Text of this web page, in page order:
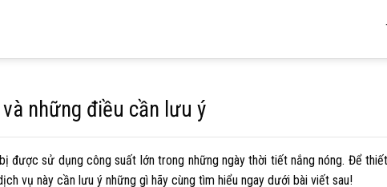
những điều cần lưu ý
được sử dụng công suất lớn trong những ngày thời tiết nắng nóng. Để
vụ này cần lưu ý những gì hãy cùng tìm hiểu ngay dưới bài viết sau!